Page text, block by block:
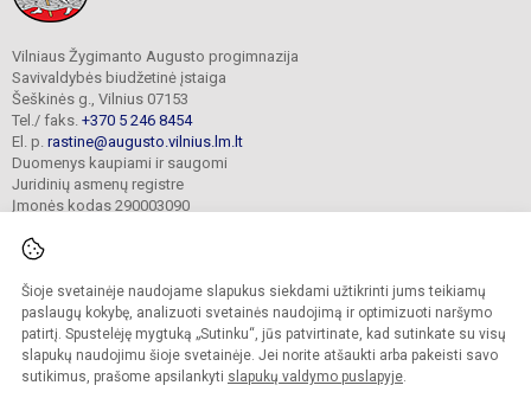
Šioje svetainėje naudojame slapukus siekdami užtikrinti jums teikiamų
paslaugų kokybę, analizuoti svetainės naudojimą ir optimizuoti naršymo
patirtį. Spustelėję mygtuką „Sutinku“, jūs patvirtinate, kad sutinkate su visų
slapukų naudojimu šioje svetainėje. Jei norite atšaukti arba pakeisti savo
sutikimus, prašome apsilankyti slapukų valdymo puslapyje.
Vilniaus Žygimanto Augusto progimnazija
Savivaldybės biudžetinė įstaiga
Šeškinės g., Vilnius 07153
Tel./ faks. +370 5 246 8454
El. p. rastine@augusto.vilnius.lm.lt
Duomenys kaupiami ir saugomi
Juridinių asmenų registre
Įmonės kodas 290003090
© 2021. Vilniaus Žygimanto Augusto progimnazija. Visos teisės saugomos.
Kopijuoti turinį be raštiško mokyklos sutikimo griežtai draudžiama.
Versija neįgaliesiems Slapukų valdymas